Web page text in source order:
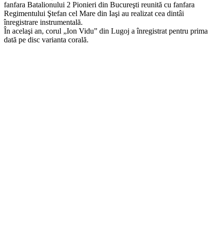
fanfara Batalionului 2 Pionieri din Bucureşti reunită cu fanfara
Regimentului Ştefan cel Mare din Iaşi au realizat cea dintâi
înregistrare instrumentală.
În acelaşi an, corul „Ion Vidu” din Lugoj a înregistrat pentru prima
dată pe disc varianta corală.